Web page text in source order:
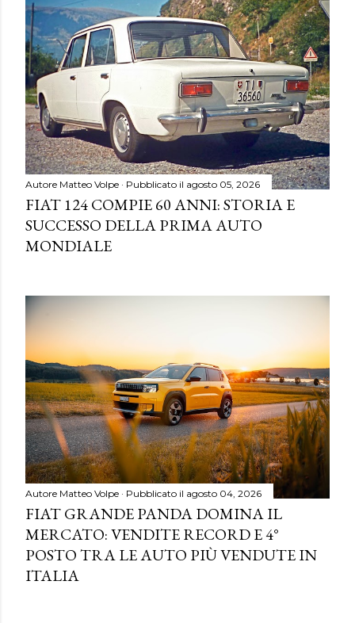
Autore Matteo Volpe Pubblicato il agosto 05, 2026
FIAT 124 COMPIE 60 ANNI: STORIA E
SUCCESSO DELLA PRIMA AUTO
MONDIALE
Autore Matteo Volpe Pubblicato il agosto 04, 2026
FIAT GRANDE PANDA DOMINA IL
MERCATO: VENDITE RECORD E 4°
POSTO TRA LE AUTO PIÙ VENDUTE IN
ITALIA